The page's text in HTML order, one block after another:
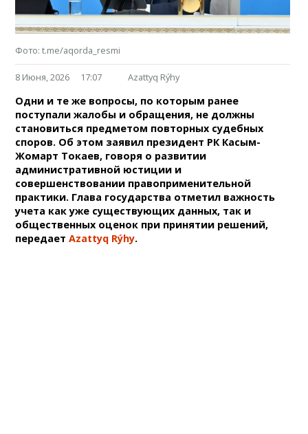
Фото: t.me/aqorda_resmi
8 Июня, 2026 17:07 Azattyq Rýhy
Одни и те же вопросы, по которым ранее
поступали жалобы и обращения, не должны
становиться предметом повторных судебных
споров. Об этом заявил президент РК Касым-
Жомарт Токаев, говоря о развитии
административной юстиции и
совершенствовании правоприменительной
практики. Глава государства отметил важность
учета как уже существующих данных, так и
общественных оценок при принятии решений,
передаетAzattyq Rýhy.